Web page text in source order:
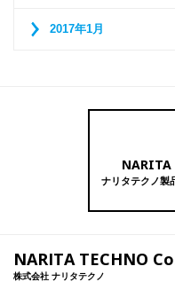
2017年1月
NARITA
ナリタテクノ製
NARITA TECHNO
株式会社 ナリタテクノ